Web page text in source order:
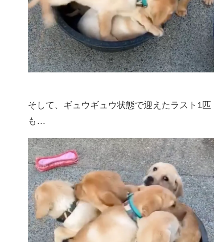
そして、ギュウギュウ状態で迎えたラスト1匹
も…